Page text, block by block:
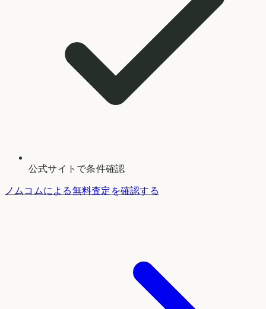
公式サイトで条件確認
ノムコムによる無料査定を確認する